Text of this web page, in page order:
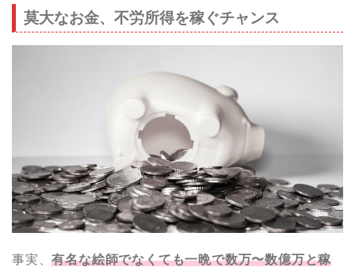
莫大なお金、不労所得を稼ぐチャンス
事実、有名な絵師でなくても一晩で数万〜数億万と稼